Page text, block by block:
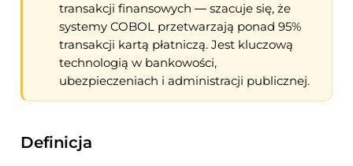
transakcji finansowych — szacuje się, że
systemy COBOL przetwarzają ponad 95%
transakcji kartą płatniczą. Jest kluczową
technologią w bankowości,
ubezpieczeniach i administracji publicznej.
Definicja